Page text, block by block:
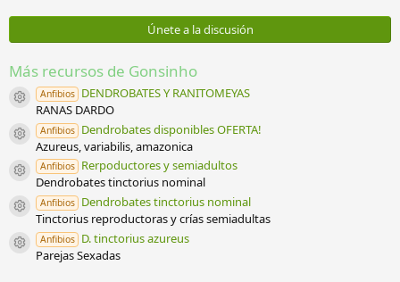
0
s
Únete a la discusión
Más recursos de Gonsinho
Icono del recurso
Anfibios DENDROBATES Y RANITOMEYAS
RANAS DARDO
Icono del recurso
Anfibios Dendrobates disponibles OFERTA!
Azureus, variabilis, amazonica
Icono del recurso
Anfibios Rerpoductores y semiadultos
Dendrobates tinctorius nominal
Icono del recurso
Anfibios Dendrobates tinctorius nominal
Tinctorius reproductoras y crías semiadultas
Icono del recurso
Anfibios D. tinctorius azureus
Parejas Sexadas